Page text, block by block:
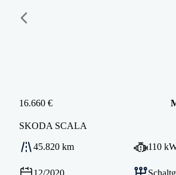
16.660 €
SKODA SCALA
45.820 km 110
12/2020